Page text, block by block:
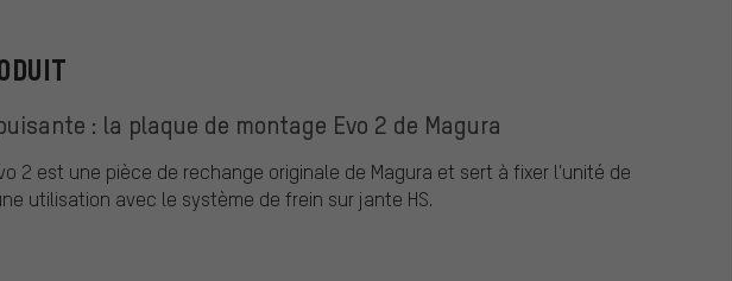
: la plaque de montage Evo 2 de Magura
2 est une pièce de rechange originale de Magura et sert à fixer l'unité de
utilisation avec le système de frein sur jante HS.